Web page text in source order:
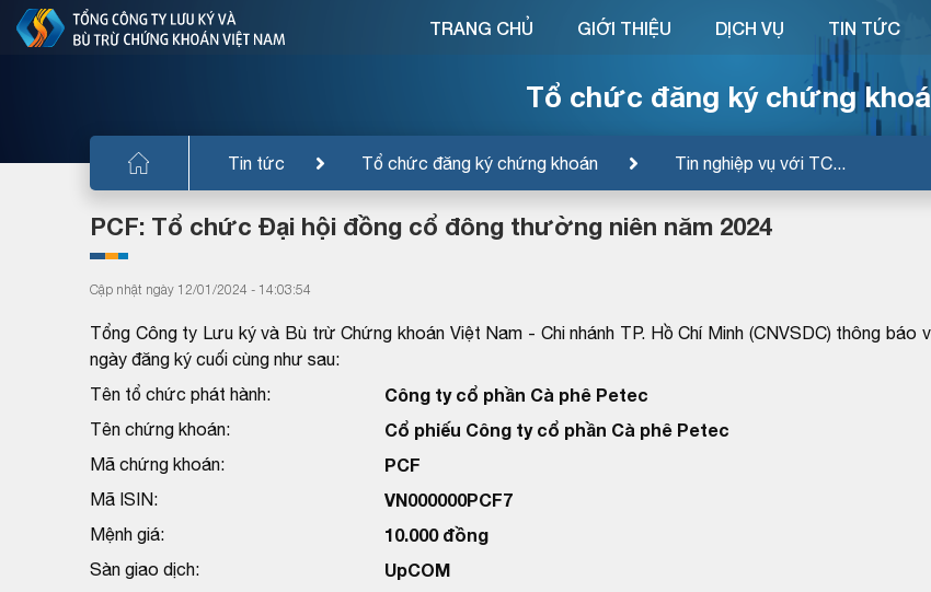
Tổ chức đăng ký chứng
Tin tức Tổ chức đăng ký chứng khoán Tin nghiệp vụ với TC...
TRANG CHỦ GIỚI THIỆU DỊCH VỤ TIN TỨC
PCF: Tổ chức Đại hội đồng cổ đông thường niên năm 2024
Cập nhật ngày 12/01/2024 - 14:03:54
Tổng Công ty Lưu ký và Bù trừ Chứng khoán Việt Nam - Chi nhánh TP. Hồ Chí Minh (CNVSDC) thông báo
ngày đăng ký cuối cùng như sau:
Tên tổ chức phát hành:
Công ty cổ phần Cà phê Petec
Tên chứng khoán: Cổ phiếu Công ty cổ phần Cà phê Petec
Mã chứng khoán: PCF
Mã ISIN: VN000000PCF7
Mệnh giá: 10.000 đồng
Sàn giao dịch: UpCOM